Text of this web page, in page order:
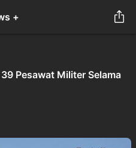
+
Pesawat Militer Selama